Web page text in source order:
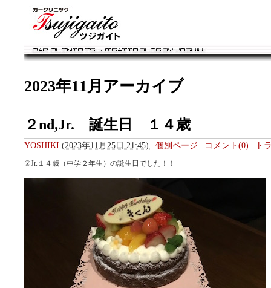
カークリニック・ツジガイト ブログ
2023年11月アーカイブ
２nd,Jr. 誕生日 １４歳
YOSHIKI (2023年11月25日 21:45) | 個別ページ | コメント(0) | ト
②Jr.１４歳（中学２年生）の誕生日でした！！